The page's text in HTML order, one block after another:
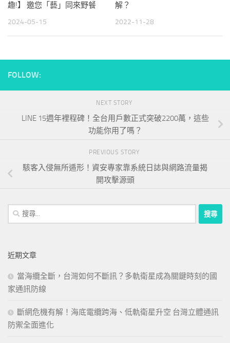
趣!】 邀您「藝」同來野餐
2024-05-15
解？
2022-11-28
FOLLOW:
NEXT STORY
LINE 15週年裡程碑！全台用戶數正式突破2200萬，這些
功能你用了嗎？
PREVIOUS STORY
駭客入侵無所遁形！資安專家靠系統日誌與網路流量揭
開攻擊源頭
搜
尋
字:
近期文章
當海纜全斷，台灣如何不斷訊？多軌衛星成為關鍵時刻的國
家通訊防線
斷網危機有解！海底電纜跨海、低軌衛星升空 台灣立體通訊
防禦全面進化